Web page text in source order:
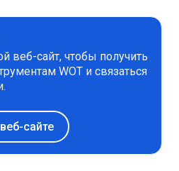
веб-сайт, чтобы получить
WOT и связаться
сайте